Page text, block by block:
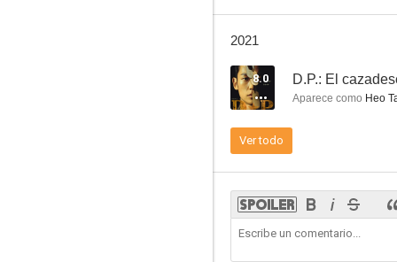
2021
8.0 D.P.: El
Aparece como Heo
Ver todo